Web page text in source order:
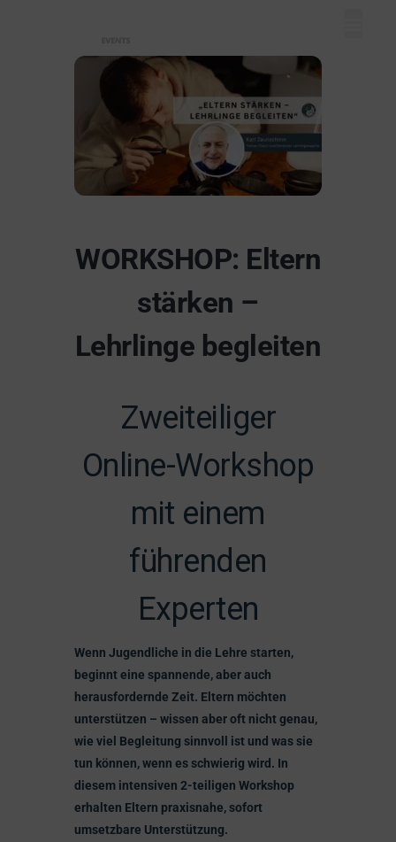
WORKSHOP: Eltern
stärken –
Lehrlinge begleiten
Zweiteiliger
Online-Workshop
mit einem
führenden
Experten
Wenn Jugendliche in die Lehre starten,
beginnt eine spannende, aber auch
herausfordernde Zeit. Eltern möchten
unterstützen – wissen aber oft nicht genau,
wie viel Begleitung sinnvoll ist und was sie
tun können, wenn es schwierig wird. In
diesem intensiven 2-teiligen Workshop
erhalten Eltern praxisnahe, sofort
umsetzbare Unterstützung.